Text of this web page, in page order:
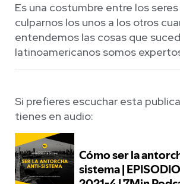
Es una costumbre entre los
culparnos los unos a los otros
entendemos las cosas que
latinoamericanos somos
Si prefieres escuchar esta
tienes en audio: